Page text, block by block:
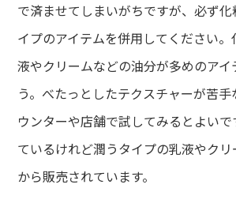
で済ませてしまいがちですが、必ず
イプのアイテムを併用してください
液やクリームなどの油分が多めのアイ
う。べたっとしたテクスチャーが苦
ウンターや店舗で試してみるとよい
ているけれど潤うタイプの乳液やク
から販売されています。